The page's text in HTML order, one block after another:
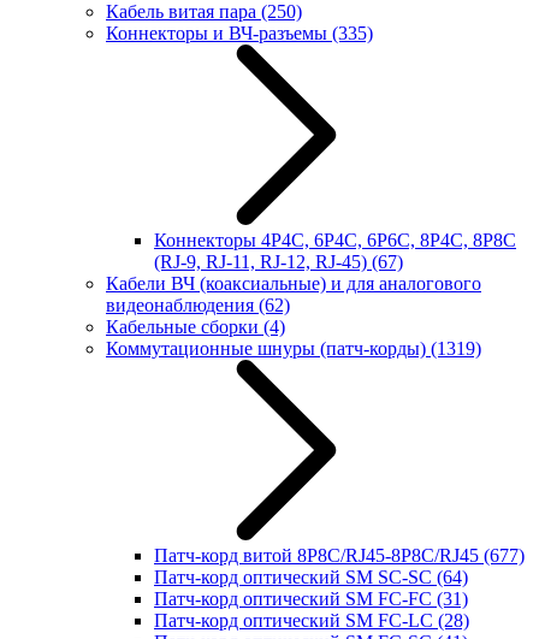
Кабель витая пара (250)
Коннекторы и ВЧ-разъемы (335)
Коннекторы 4P4C, 6P4C, 6P6C, 8P4C, 8P8C
(RJ-9, RJ-11, RJ-12, RJ-45) (67)
Кабели ВЧ (коаксиальные) и для аналогового
видеонаблюдения (62)
Кабельные сборки (4)
Коммутационные шнуры (патч-корды) (1319)
Патч-корд витой 8P8C/RJ45-8P8C/RJ45 (677)
Патч-корд оптический SM SC-SC (64)
Патч-корд оптический SM FC-FC (31)
Патч-корд оптический SM FC-LC (28)